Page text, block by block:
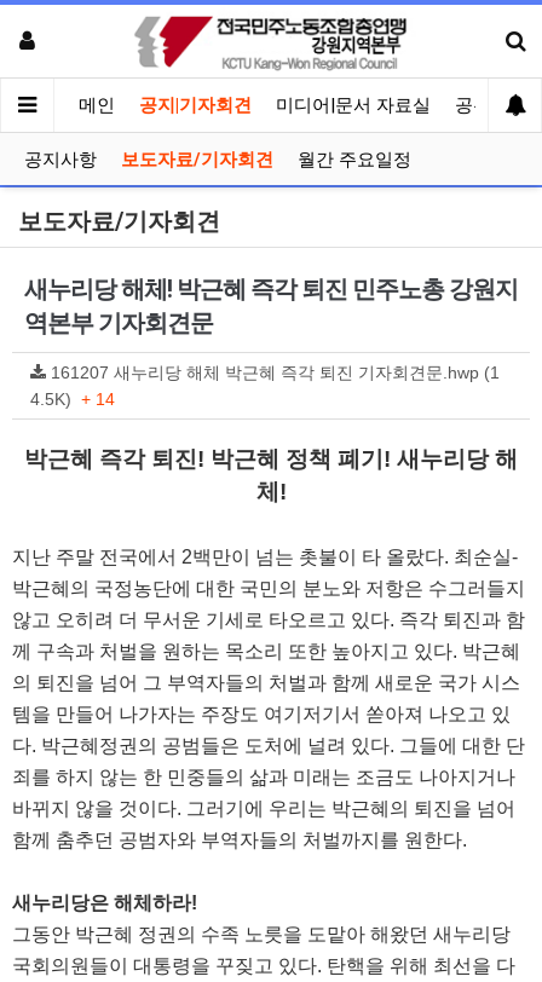
메인 공지|기자회견 미디어|문서 자료실 공유게시
공지사항 보도자료/기자회견 월간 주요일정
보도자료/기자회견
새누리당 해체! 박근혜 즉각 퇴진 민주노총 강원지
역본부 기자회견문
161207 새누리당 해체 박근혜 즉각 퇴진 기자회견문.hwp (1
4.5K) + 14
박근혜 즉각 퇴진! 박근혜 정책 폐기 ! 새누리당 해
체 !
지난 주말 전국에서 2백만이 넘는 촛불이 타 올랐다. 최순실-
박근혜의 국정농단에 대한 국민의 분노와 저항은 수그러들지
않고 오히려 더 무서운 기세로 타오르고 있다. 즉각 퇴진과 함
께 구속과 처벌을 원하는 목소리 또한 높아지고 있다. 박근혜
의 퇴진을 넘어 그 부역자들의 처벌과 함께 새로운 국가 시스
템을 만들어 나가자는 주장도 여기저기서 쏟아져 나오고 있
다. 박근혜정권의 공범들은 도처에 널려 있다. 그들에 대한 단
죄를 하지 않는 한 민중들의 삶과 미래는 조금도 나아지거나
바뀌지 않을 것이다. 그러기에 우리는 박근혜의 퇴진을 넘어
함께 춤추던 공범자와 부역자들의 처벌까지를 원한다.
새누리당은 해체하라!
그동안 박근혜 정권의 수족 노릇을 도맡아 해왔던 새누리당
국회의원들이 대통령을 꾸짖고 있다. 탄핵을 위해 최선을 다